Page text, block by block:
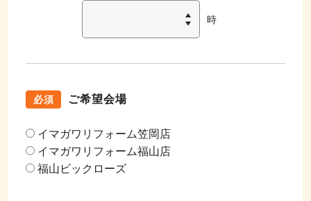
時
必須 ご希望会場
イマガワリフォーム笠岡店
イマガワリフォーム福山店
福山ビックローズ